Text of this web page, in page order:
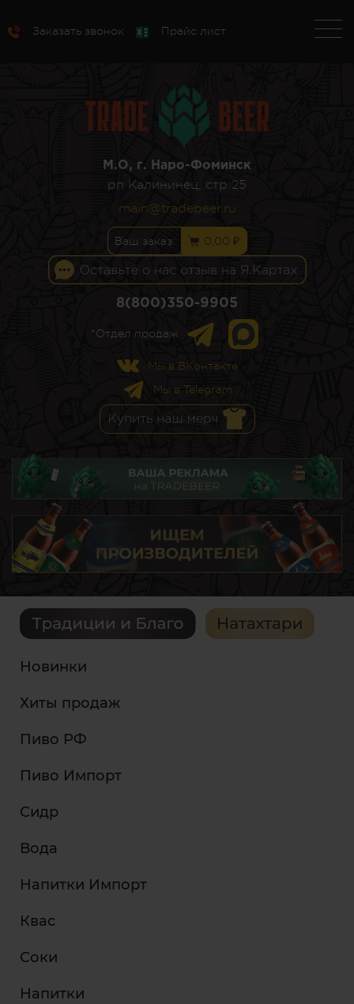
Заказать звонок Прайс лист
М.О, г. Наро-Фоминск
рп Калининец, стр 25
main@tradebeer.ru
Ваш заказ: 0,00 ₽
8(800)350-9905
*Отдел продаж
Мы в ВКонтакте
Мы в Telegram
Новинки
Хиты продаж
Пиво РФ
Пиво Импорт
Сидр
Вода
Напитки Импорт
Квас
Соки
Напитки